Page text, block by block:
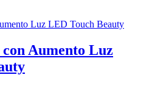
Aumento Luz